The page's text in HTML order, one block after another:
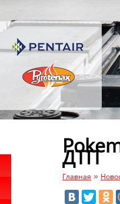
ДТП
Главная »